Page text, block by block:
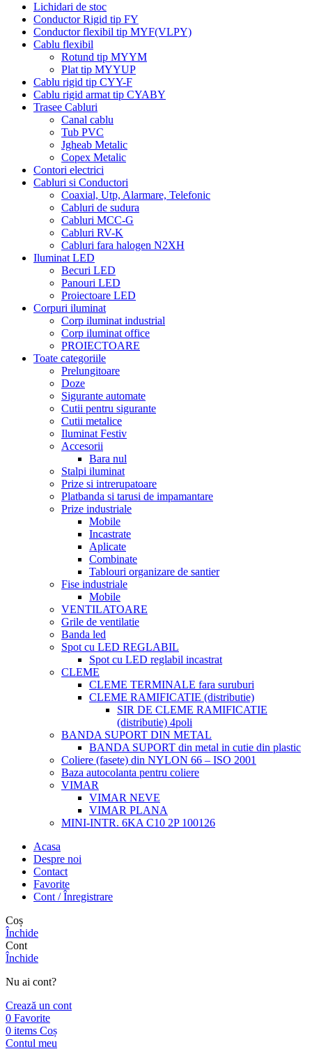
Lichidari de stoc
Conductor Rigid tip FY
Conductor flexibil tip MYF(VLPY)
Cablu flexibil
Rotund tip MYYM
Plat tip MYYUP
Cablu rigid tip CYY-F
Cablu rigid armat tip CYABY
Trasee Cabluri
Canal cablu
Tub PVC
Jgheab Metalic
Copex Metalic
Contori electrici
Cabluri si Conductori
Coaxial, Utp, Alarmare, Telefonic
Cabluri de sudura
Cabluri MCC-G
Cabluri RV-K
Cabluri fara halogen N2XH
Iluminat LED
Becuri LED
Panouri LED
Proiectoare LED
Corpuri iluminat
Corp iluminat industrial
Corp iluminat office
PROIECTOARE
Toate categoriile
Prelungitoare
Doze
Sigurante automate
Cutii pentru sigurante
Cutii metalice
Iluminat Festiv
Accesorii
Bara nul
Stalpi iluminat
Prize si intrerupatoare
Platbanda si tarusi de impamantare
Prize industriale
Mobile
Incastrate
Aplicate
Combinate
Tablouri organizare de santier
Fise industriale
Mobile
VENTILATOARE
Grile de ventilatie
Banda led
Spot cu LED REGLABIL
Spot cu LED reglabil incastrat
CLEME
CLEME TERMINALE fara suruburi
CLEME RAMIFICATIE (distributie)
SIR DE CLEME RAMIFICATIE
(distributie) 4poli
BANDA SUPORT DIN METAL
BANDA SUPORT din metal in cutie din plastic
Coliere (fasete) din NYLON 66 – ISO 2001
Baza autocolanta pentru coliere
VIMAR
VIMAR NEVE
VIMAR PLANA
MINI-INTR. 6KA C10 2P 100126
Acasa
Despre noi
Contact
Favorite
Cont / Înregistrare
Coș
Închide
Cont
Închide
Nu ai cont?
Crează un cont
0 Favorite
0 items Coș
Contul meu